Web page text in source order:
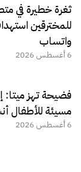
للمخترقين
واتساب
6 أغسطس 2026
فضيحة تهز ميتا:
مسيئة للأطفال
6 أغسطس 2026